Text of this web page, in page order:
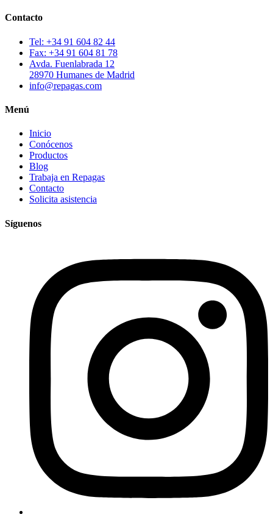
Contacto
Tel: +34 91 604 82 44
Fax: +34 91 604 81 78
Avda. Fuenlabrada 12
28970 Humanes de Madrid
info@repagas.com
Menú
Inicio
Conócenos
Productos
Blog
Trabaja en Repagas
Contacto
Solicita asistencia
Síguenos